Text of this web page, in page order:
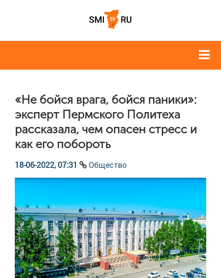
«Не бойся врага, бойся паники»:
эксперт Пермского Политеха
рассказала, чем опасен стресс и
как его побороть
18-06-2022, 07:31 Общество